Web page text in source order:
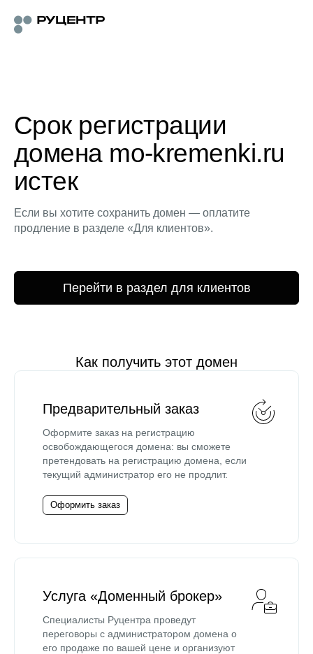
Срок регистрации
домена mo-kremenki.ru
истек
Если вы хотите сохранить домен — оплатите
продление в разделе «Для клиентов».
Перейти в раздел для клиентов
Как получить этот домен
Предварительный заказ
Оформите заказ на регистрацию
освобождающегося домена: вы сможете
претендовать на регистрацию домена, если
текущий администратор его не продлит.
Оформить заказ
Услуга «Доменный брокер»
Специалисты Руцентра проведут
переговоры с администратором домена о
его продаже по вашей цене и организуют